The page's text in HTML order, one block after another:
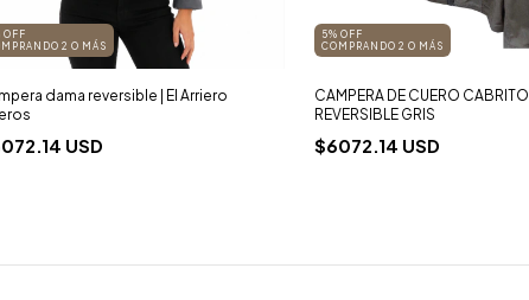
OFF
2 O MÁS
dama reversible | El Arriero
USD
5% OFF
COMPRANDO 2 O MÁS
CAMPERA DE CUERO CABRITO
REVERSIBLE GRIS
$6072.14 USD